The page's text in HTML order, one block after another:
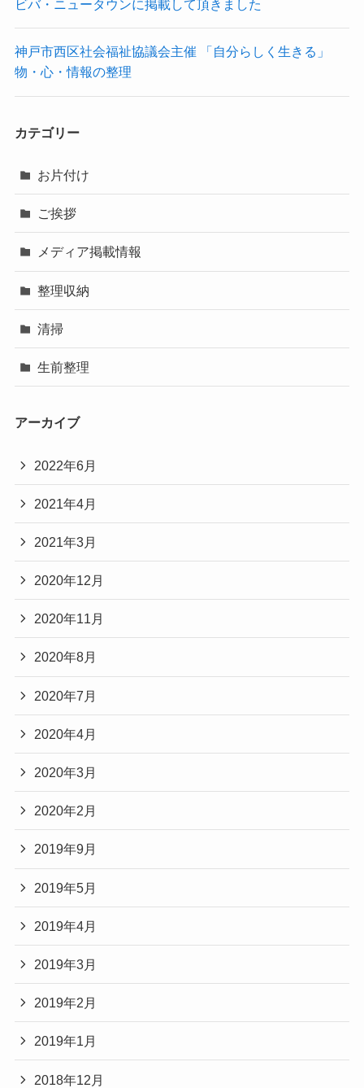
ビバ・ニュータウンに掲載して頂きました
神戸市西区社会福祉協議会主催 「自分らしく生きる」
物・心・情報の整理
カテゴリー
お片付け
ご挨拶
メディア掲載情報
整理収納
清掃
生前整理
アーカイブ
2022年6月
2021年4月
2021年3月
2020年12月
2020年11月
2020年8月
2020年7月
2020年4月
2020年3月
2020年2月
2019年9月
2019年5月
2019年4月
2019年3月
2019年2月
2019年1月
2018年12月